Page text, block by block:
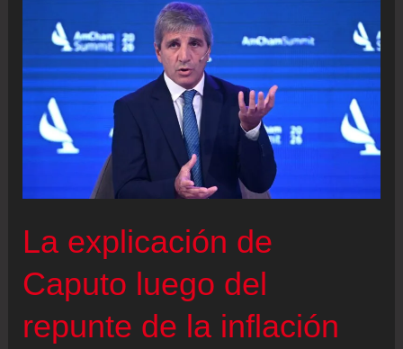
cine
a
días
su
Tour’
en
Estados
Unidos
La explicación de
Caputo luego del
repunte de la inflación